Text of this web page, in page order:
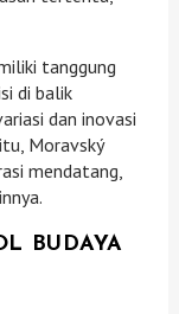
tanggung
di balik
dan inovasi
Moravský
mendatang,
BUDAYA